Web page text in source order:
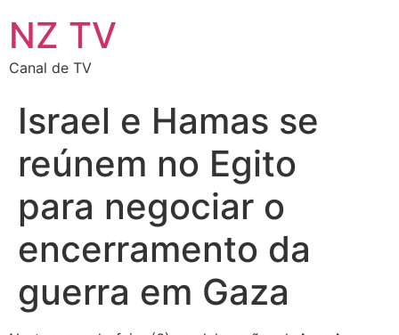
NZ TV
Canal de TV
Israel e Hamas se
reúnem no Egito
para negociar o
encerramento da
guerra em Gaza